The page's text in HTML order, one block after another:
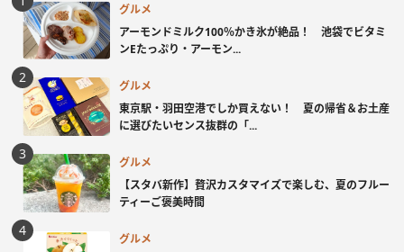
グルメ
アーモンドミルク100％かき氷が絶品！ 池袋でビタミ
ンEたっぷり・アーモン...
グルメ
東京駅・羽田空港でしか買えない！ 夏の帰省＆お土産
に選びたいセンス抜群の「...
グルメ
【スタバ新作】贅沢カスタマイズで楽しむ、夏のフルー
ティーご褒美時間
グルメ